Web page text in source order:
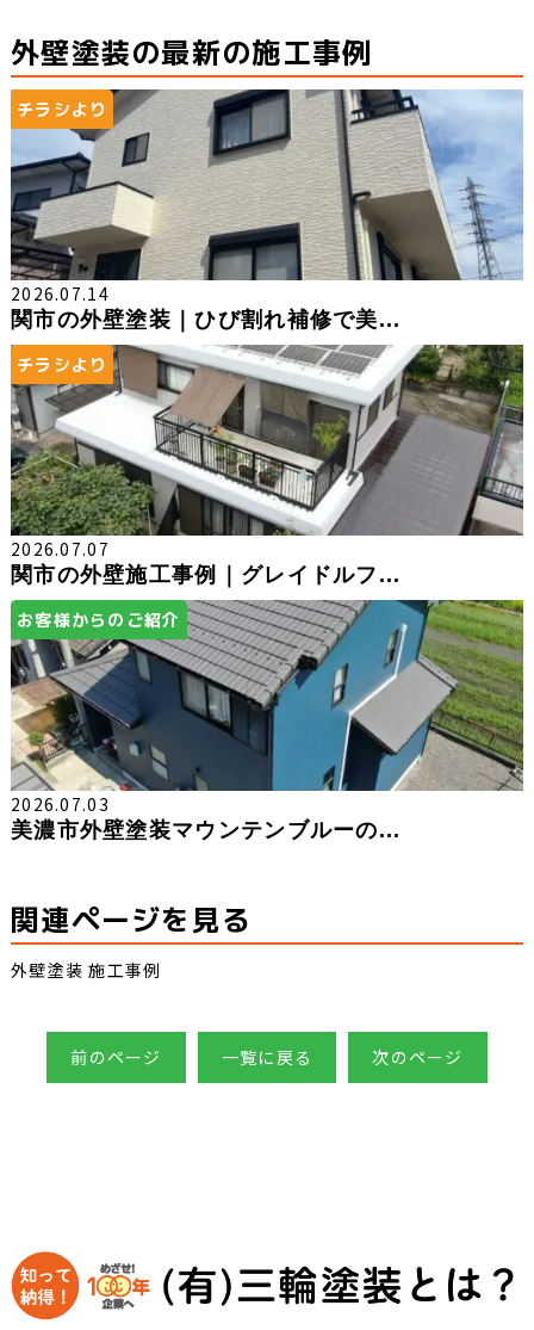
外壁塗装の最新の施工事例
チラシより
2026.07.14
関市の外壁塗装｜ひび割れ補修で美...
チラシより
2026.07.07
関市の外壁施工事例｜グレイドルフ...
お客様からのご紹介
2026.07.03
美濃市外壁塗装マウンテンブルーの...
関連ページを見る
外壁塗装 施工事例
前のページ 一覧に戻る 次のページ